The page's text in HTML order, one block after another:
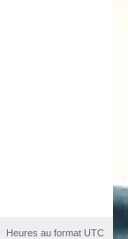
Heures au formatUTC